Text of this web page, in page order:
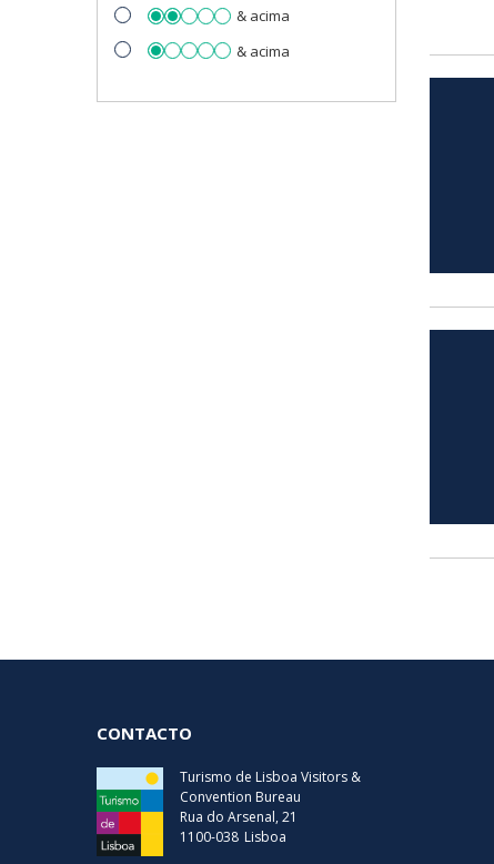
& acima
& acima
CONTACTO
Turismo de Lisboa Visitors &
Convention Bureau
Rua do Arsenal, 21
1100-038 Lisboa